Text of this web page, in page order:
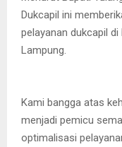
Dukcapil ini
pelayanan dukcapil
Lampung.
Kami bangga atas
menjadi pemicu
optimalisasi